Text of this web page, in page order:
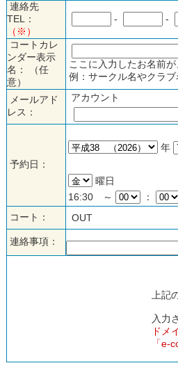
連絡先
TEL：
（※）
- -
コートカレ
ンダー表示
名： （任
意）
ここに入力したお名前
例：サークル名やクラ
メールアド
レス：
アカウント
予約日：
年
曜日
16:30 ～
：
コート：
OUT
連絡事項：
上記
入力
ドメ
「e-